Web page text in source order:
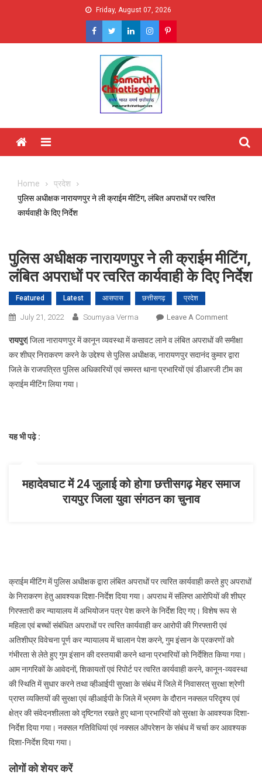
Friday, August 07, 2026
Menu
Home
प्रदेश
पुलिस अधीक्षक नारायणपुर ने ली क्राईम मीटिंग, लंबित अपराधों पर त्वरित
कार्यवाही के दिए निर्देश
पुलिस अधीक्षक नारायणपुर ने ली क्राईम मीटिंग,
लंबित अपराधों पर त्वरित कार्यवाही के दिए निर्देश
Featured Latest आसपास छत्तीसगढ़ प्रदेश
July 21, 2022 Soumyaa Verma Leave A CommentOn
अधीक्षक
नारायणपुर
ने
कार्यवाही
रायपुर| जिला नारायणपुर में कानून व्यवस्था में कसावट लाने व लंबित अपराधों की समीक्षा
कर शीघ्र निराकरण करने के उद्देश्य से पुलिस अधीक्षक, नारायणपुर सदानंद कुमार द्वारा
जिले के राजपत्रित पुलिस अधिकारियों एवं समस्त थाना प्रभारियों एवं डीआरजी टीम का
क्राईम मीटिंग लिया गया।
यह भी पढ़े :
महादेवघाट में 24 जुलाई को होगा छत्तीसगढ़ मेहर समाज
रायपुर जिला युवा संगठन का चुनाव
क्राईम मीटिंग में पुलिस अधीक्षक द्वारा लंबित अपराधों पर त्वरित कार्यवाही करते हुए अपराधों
के निराकरण हेतु आवश्यक दिशा-निर्देश दिया गया। अपराध में संलिप्त आरोपियों की शीघ्र
गिरफ्तारी कर न्यायालय में अभियोजन पत्र पेश करने के निर्देश दिए गए। विशेष रूप से
महिला एवं बच्चों संबंधित अपराधों पर त्वरित कार्यवाही कर आरोपी की गिरफ्तारी एवं
अतिशीघ्र विवेचना पूर्ण कर न्यायालय में चालान पेश करने, गुम इंसान के प्रकरणों को
गंभीरता से लेते हुए गुम इंसान की दस्तयाबी करने थाना प्रभारियों को निर्देशित किया गया।
आम नागरिकों के आवेदनों, शिकायतों एवं रिपोर्ट पर त्वरित कार्यवाही करने, कानून-व्यवस्था
की स्थिति में सुधार करने तथा व्हीआईपी सुरक्षा के संबंध में जिले में निवासरत् सुरक्षा श्रेणी
प्राप्त व्यक्तियों की सुरक्षा एवं व्हीआईपी के जिले में भ्रमण के दौरान नक्सल परिदृश्य एवं
क्षेत्र की संवेदनशीलता को दृष्टिगत रखते हुए थाना प्रभारियों को सुरक्षा के आवश्यक दिशा-
निर्देश दिया गया। नक्सल गतिविधियां एवं नक्सल ऑपरेशन के संबंध में चर्चा कर आवश्यक
दिशा-निर्देश दिया गया।
लोगों को शेयर करें